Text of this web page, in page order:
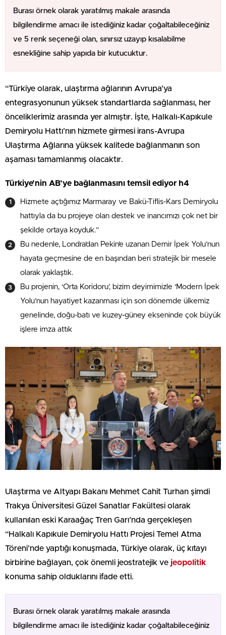
Burası örnek olarak yaratılmış makale arasında
bilgilendirme amacı ile istediğiniz kadar çoğaltabileceğiniz
ve 5 renk seçeneği olan, sınırsız uzayıp kısalabilme
esnekliğine sahip yapıda bir kutucuktur.
“Türkiye olarak, ulaştırma ağlarının Avrupa’ya
entegrasyonunun yüksek standartlarda sağlanması, her
önceliklerimiz arasında yer almıştır. İşte, Halkalı-Kapıkule
Demiryolu Hattı’nın hizmete girmesi irans-Avrupa
Ulaştırma Ağlarına yüksek kalitede bağlanmanın son
aşaması tamamlanmış olacaktır.
Türkiye’nin AB’ye bağlanmasını temsil ediyor h4
Hizmete açtığımız Marmaray ve Bakü-Tiflis-Kars Demiryolu
hattıyla da bu projeye olan destek ve inancımızı çok net bir
şekilde ortaya koyduk.”
Bu nedenle, Londra’dan Pekin’e uzanan Demir İpek Yolu’nun
hayata geçmesine de en başından beri stratejik bir mesele
olarak yaklaştık.
Bu projenin, ‘Orta Koridoru’, bizim deyimimizle ‘Modern İpek
Yolu’nun hayatiyet kazanması için son dönemde ülkemiz
genelinde, doğu-batı ve kuzey-güney ekseninde çok büyük
işlere imza attık
Ulaştırma ve Altyapı Bakanı Mehmet Cahit Turhan şimdi
Trakya Üniversitesi Güzel Sanatlar Fakültesi olarak
kullanılan eski Karaağaç Tren Garı’nda gerçekleşen
“Halkalı Kapıkule Demiryolu Hattı Projesi Temel Atma
Töreni’nde yaptığı konuşmada, Türkiye olarak, üç kıtayı
birbirine bağlayan, çok önemli jeostratejik ve jeopolitik
konuma sahip olduklarını ifade etti.
Burası örnek olarak yaratılmış makale arasında
bilgilendirme amacı ile istediğiniz kadar çoğaltabileceğiniz